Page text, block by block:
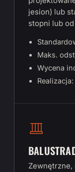
jesion) lub
stopni lub
Maks.
Wycena
Zewnętrzne,